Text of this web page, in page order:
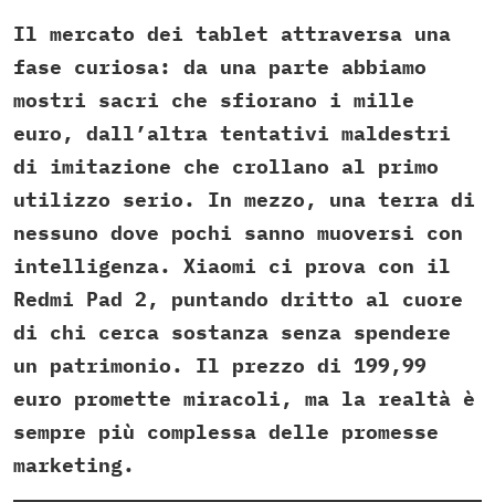
Il mercato dei tablet attraversa una
fase curiosa: da una parte abbiamo
mostri sacri che sfiorano i mille
euro, dall’altra tentativi maldestri
di imitazione che crollano al primo
utilizzo serio. In mezzo, una terra di
nessuno dove pochi sanno muoversi con
intelligenza. Xiaomi ci prova con il
Redmi Pad 2, puntando dritto al cuore
di chi cerca sostanza senza spendere
un patrimonio. Il prezzo di 199,99
euro promette miracoli, ma la realtà è
sempre più complessa delle promesse
marketing.